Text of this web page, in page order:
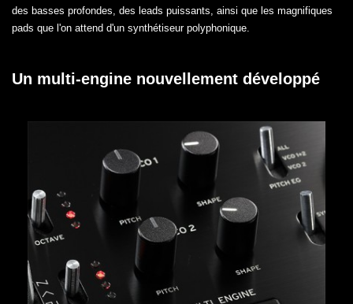
des basses profondes, des leads puissants, ainsi que les magnifiques
pads que l'on attend d'un synthétiseur polyphonique.
Un multi-engine nouvellement développé